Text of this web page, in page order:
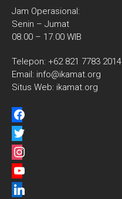
Jam Operasional:
Senin – Jumat
08.00 – 17.00 WIB
Telepon: +62 821 7783 2014
Email: info@ikamat.org
Situs Web: ikamat.org
facebook
twitter
instagram
youtube
linkedin